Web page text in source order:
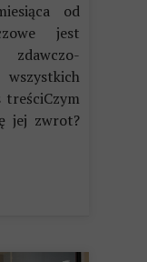
od
jest
treściCzym
jej zwrot?